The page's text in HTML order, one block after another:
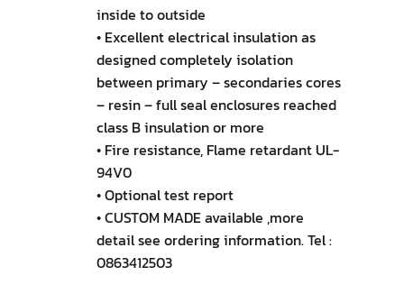
inside to outside
• Excellent electrical insulation as
designed completely isolation
between primary – secondaries cores
– resin – full seal enclosures reached
class B insulation or more
• Fire resistance, Flame retardant UL-
94V0
• Optional test report
• CUSTOM MADE available ,more
detail see ordering information. Tel :
0863412503